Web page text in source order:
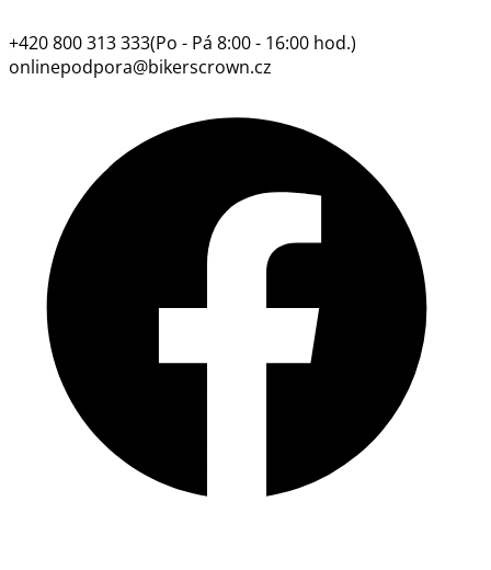
+420 800 313 333(Po - Pá 8:00 - 16:00 hod.)
onlinepodpora@bikerscrown.cz